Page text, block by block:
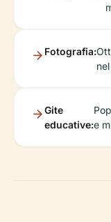
Fotografia:
Gite
educative:e